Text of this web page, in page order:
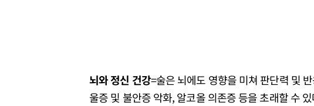
뇌와 정신 건강=술은 뇌에도 영향을 미쳐 판단력 및
울증 및 불안증 악화, 알코올 의존증 등을 초래할 수